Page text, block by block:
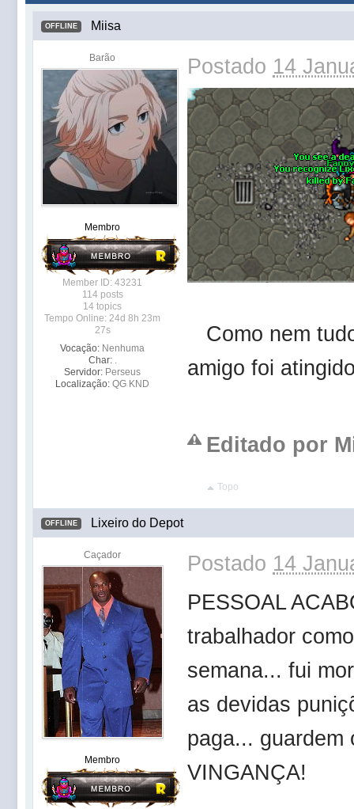
OFFLINE Miisa
Barão
Membro
Member ID: 43231
114 posts
14 topics
Tempo Online: 24d 8h 23m
27s
Vocação: Nenhuma
Char: .
Servidor: Perseus
Localização: QG KND
Postado 14
Como nem
amigo foi
Editado por
Topo
OFFLINE Lixeiro do Depot
Caçador
Membro
Postado 14
PESSOAL
trabalhador
semana... fui
as devidas
paga... guardem
VINGANÇA!